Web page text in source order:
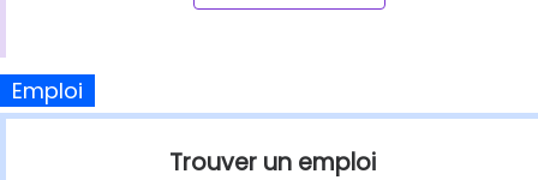
Emploi
Trouver un emploi